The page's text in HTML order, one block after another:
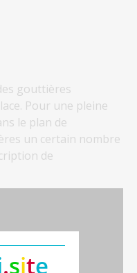
gouttières
Pour une pleine
le plan de
un certain nombre
de